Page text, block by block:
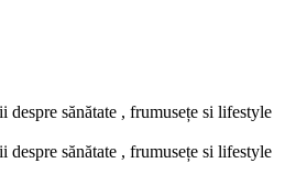
sănătate , frumusețe si lifestyle
sănătate , frumusețe si lifestyle